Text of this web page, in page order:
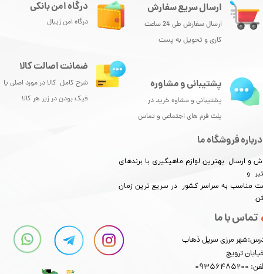
★★ ★★
★ ★
ارسال سریع سفارش
ارسال سفارش طی 24 ساعت
کاری و تحویل به پست
درباره فروشگاه ما
و ارسال بهترین لوازم ماهیگیری با برندهای
و
مناسب به سراسر کشور در سریع ترین زمان
تماس با ما
مرزی سرپل ذهاب
ترویج
درگاه امن بانکی
درگاه امن زیبال
پشتیبانی و مشاوره
پشتیبانی و مشاوه خرید در
پلت فرم های اجتماعی و تماس
ضمانت اصالت کالا
شرح کامل کالا در مورد اصلی یا
فیک بودن در زیر هر کالا